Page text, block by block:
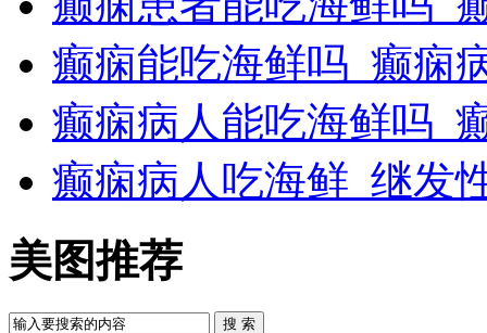
癫痫能吃海鲜吗_癫痫
癫痫病人能吃海鲜吗_
癫痫病人吃海鲜_继发
美图推荐
搜 索